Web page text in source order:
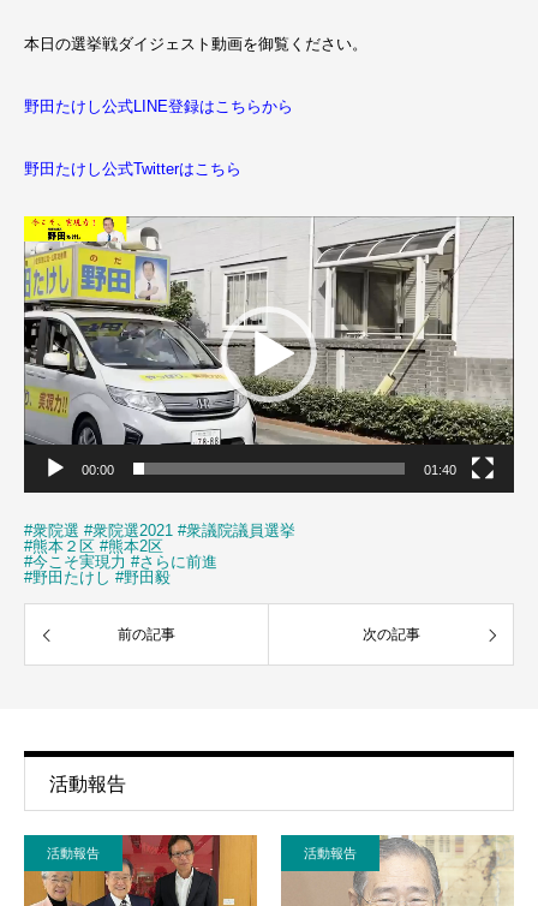
本日の選挙戦ダイジェスト動画を御覧ください。
野田たけし公式LINE登録はこちらから
野田たけし公式Twitterはこちら
動
画
プ
レ
ー
ヤ
ー
00:00 01:40
#衆院選 #衆院選2021 #衆議院議員選挙
#熊本２区 #熊本2区
#今こそ実現力 #さらに前進
#野田たけし #野田毅
前の記事 次の記事
活動報告
活動報告 活動報告